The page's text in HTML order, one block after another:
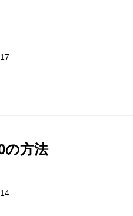
の方法